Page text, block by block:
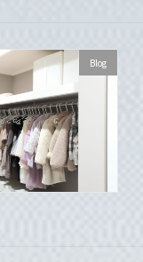
Blog